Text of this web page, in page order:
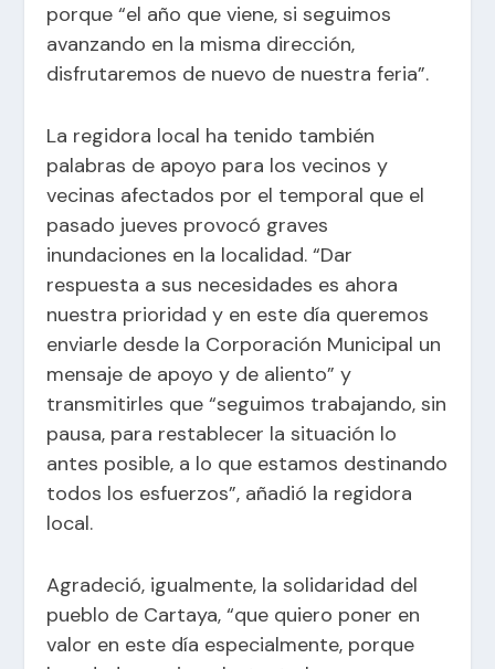
porque “el año que viene, si seguimos
avanzando en la misma dirección,
disfrutaremos de nuevo de nuestra feria”.
La regidora local ha tenido también
palabras de apoyo para los vecinos y
vecinas afectados por el temporal que el
pasado jueves provocó graves
inundaciones en la localidad. “Dar
respuesta a sus necesidades es ahora
nuestra prioridad y en este día queremos
enviarle desde la Corporación Municipal un
mensaje de apoyo y de aliento” y
transmitirles que “seguimos trabajando, sin
pausa, para restablecer la situación lo
antes posible, a lo que estamos destinando
todos los esfuerzos”, añadió la regidora
local.
Agradeció, igualmente, la solidaridad del
pueblo de Cartaya, “que quiero poner en
valor en este día especialmente, porque